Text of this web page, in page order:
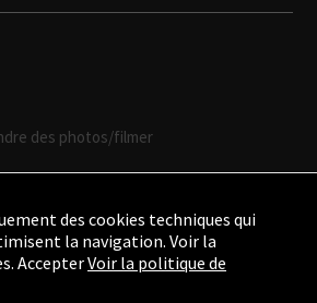
des photos/filmer
des cookies techniques qui
la navigation. Voir la
AccepterVoir la politique de
Experiencia
visita. Si
algunas
funcionalidades
desaparecerán
de la web.